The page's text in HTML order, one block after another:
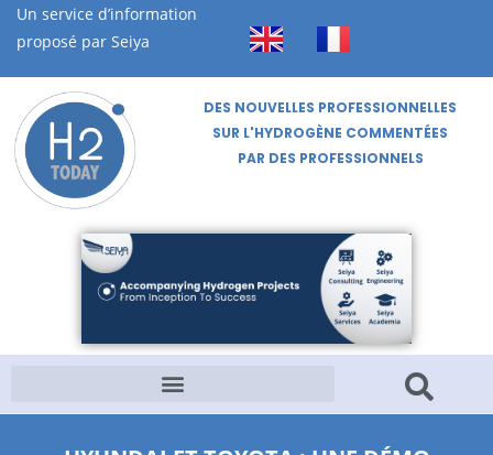
Un service d’information
proposé par Seiya
DES NOUVELLES PROFESSIONNELLES
SUR L'HYDROGÈNE COMMENTÉES
PAR DES PROFESSIONNELS